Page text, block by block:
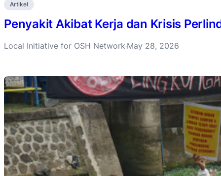
Artikel
Penyakit Akibat Kerja dan Krisis
Local Initiative for OSH Network·May 28, 2026